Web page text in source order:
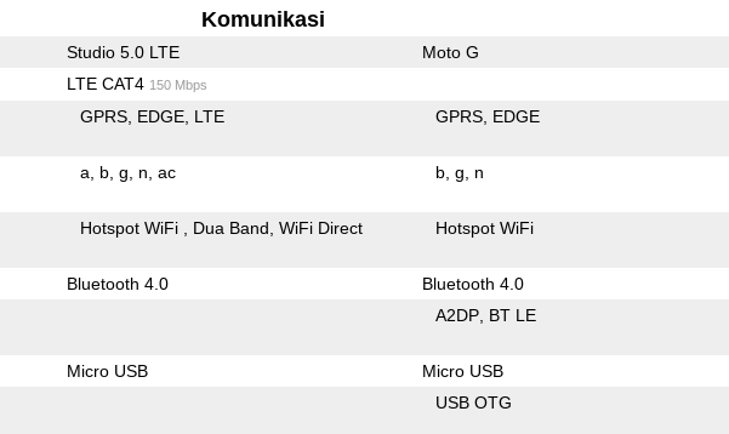
Komunikasi
Studio 5.0 LTE Moto G
LTE CAT4 150 Mbps
GPRS EDGE LTE GPRS EDGE
a b g n ac b g n
Hotspot WiFi Dua Band WiFi Direct Hotspot WiFi
Bluetooth 4.0 Bluetooth 4.0
A2DP BT LE
Micro USB Micro USB
USB OTG